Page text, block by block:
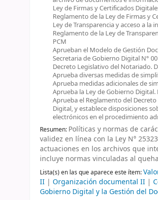
Ley de Firmas y Certificados
Reglamento de la Ley de Firmas y
Ley de Transparencia y acceso a la
Reglamento de la Ley de
PCM
Aprueban el Modelo de Gestión
Secretaria de Gobierno Digital N°
Decreto Legislativo del Notariado.
Aprueba diversas medidas de
Aprueba medidas adicionales de
Aprueba la Ley de Gobierno
Aprueba el Reglamento del
Digital, y establece disposiciones
electrónicos en el procedimiento
Resumen: Políticas y normas de
validez en línea con la Ley N°
actuaciones en los archivos que
incluye normas vinculadas al
Lista(s) en las que aparece este ítem:
II | Organización documental II |
Gobierno Digital y la Gestión del